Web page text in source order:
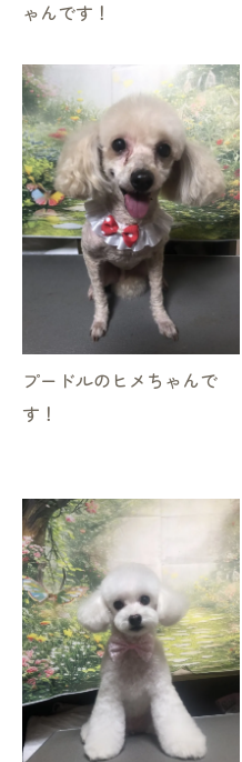
ゃんです！
プードルのヒメちゃんで
す！
お気軽にお問